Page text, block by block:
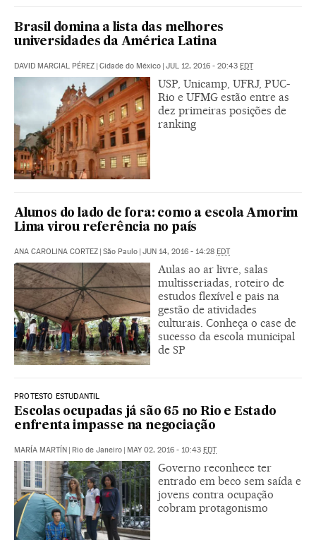
Brasil domina a lista das melhores
universidades da América Latina
DAVID MARCIAL PÉREZ | Cidade do México | JUL 12, 2016 - 20:43 EDT
USP, Unicamp, UFRJ, PUC-
Rio e UFMG estão entre as
dez primeiras posições de
ranking
Alunos do lado de fora: como a escola Amorim
Lima virou referência no país
ANA CAROLINA CORTEZ | São Paulo | JUN 14, 2016 - 14:28 EDT
Aulas ao ar livre, salas
multisseriadas, roteiro de
estudos flexível e pais na
gestão de atividades
culturais. Conheça o case de
sucesso da escola municipal
de SP
PROTESTO ESTUDANTIL
Escolas ocupadas já são 65 no Rio e Estado
enfrenta impasse na negociação
MARÍA MARTÍN | Rio de Janeiro | MAY 02, 2016 - 10:43 EDT
Governo reconhece ter
entrado em beco sem saída e
jovens contra ocupação
cobram protagonismo